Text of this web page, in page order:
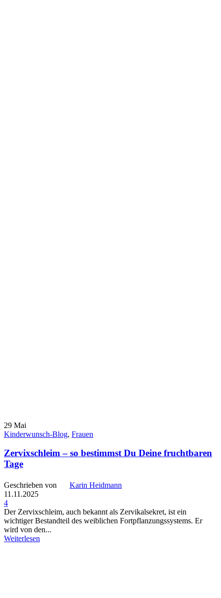
29 Mai
Kinderwunsch-Blog, Frauen
Zervixschleim – so bestimmst Du Deine fruchtbaren
Tage
Geschrieben von
Karin Heidmann
11.11.2025
4
Der Zervixschleim, auch bekannt als Zervikalsekret, ist ein
wichtiger Bestandteil des weiblichen Fortpflanzungssystems. Er
wird von den...
Weiterlesen